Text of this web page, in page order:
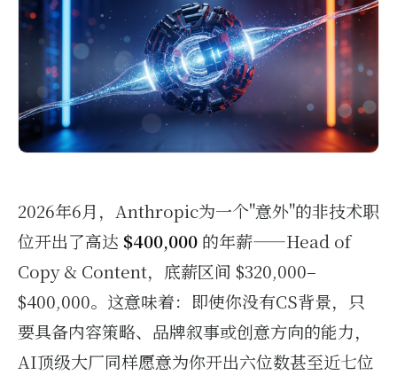
Software Engineering
2026年6月，Anthropic为一个"意外"的非技术职
位开出了高达 $400,000 的年薪——Head of
Copy & Content，底薪区间 $320,000–
$400,000。这意味着：即使你没有CS背景，只
要具备内容策略、品牌叙事或创意方向的能力，
AI顶级大厂同样愿意为你开出六位数甚至近七位